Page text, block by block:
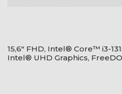
15,6" FHD, Intel® Core™ i3-
Intel® UHD Graphics,